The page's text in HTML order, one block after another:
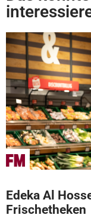
Edeka Al
Frischetheken